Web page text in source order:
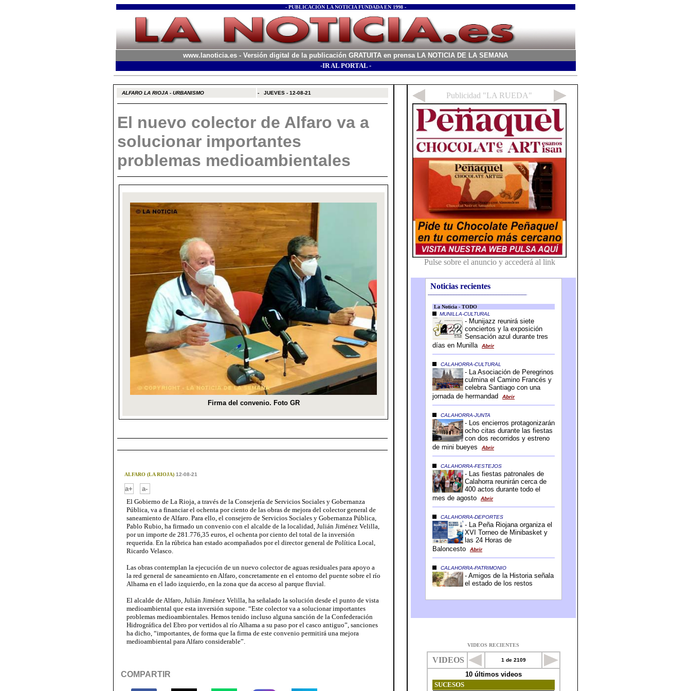
- PUBLICACIÓN LA NOTICIA FUNDADA EN 1998 -
www.lanoticia.es - Versión digital de la publicación GRATUITA en prensa LA NOTICIA DE LA SEMANA
-IR AL PORTAL -
ALFARO LA RIOJA - URBANISMO - JUEVES - 12-08-21
El nuevo colector de Alfaro va a
solucionar importantes
problemas medioambientales
ALFARO (LA RIOJA)12-08-21
a+
a-
El Gobierno de La Rioja, a través de la Consejería de Servicios Sociales y Gobernanza
Pública, va a financiar el ochenta por ciento de las obras de mejora del colector general de
saneamiento de Alfaro. Para ello, el consejero de Servicios Sociales y Gobernanza Pública,
Pablo Rubio, ha firmado un convenio con el alcalde de la localidad, Julián Jiménez Velilla,
por un importe de 281.776,35 euros, el ochenta por ciento del total de la inversión
requerida. En la rúbrica han estado acompañados por el director general de Política Local,
Ricardo Velasco.
Las obras contemplan la ejecución de un nuevo colector de aguas residuales para apoyo a
la red general de saneamiento en Alfaro, concretamente en el entorno del puente sobre el río
Alhama en el lado izquierdo, en la zona que da acceso al parque fluvial.
El alcalde de Alfaro, Julián Jiménez Velilla, ha señalado la solución desde el punto de vista
medioambiental que esta inversión supone. “Este colector va a solucionar importantes
problemas medioambientales. Hemos tenido incluso alguna sanción de la Confederación
Hidrográfica del Ebro por vertidos al río Alhama a su paso por el casco antiguo”, sanciones
ha dicho, “importantes, de forma que la firma de este convenio permitirá una mejora
medioambiental para Alfaro considerable”.
COMPARTIR
Noticias recientes
-----------------------------------------------------------------
VIDEOS RECIENTES